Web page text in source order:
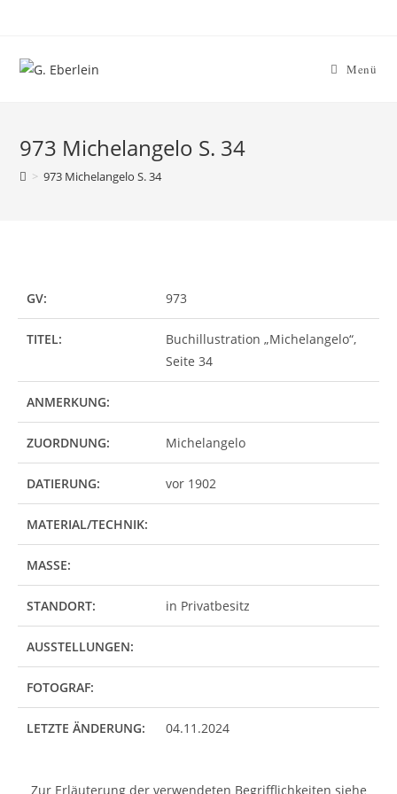
Menü
973 Michelangelo S. 34
> 973 Michelangelo S. 34
GV: 973
TITEL:
Buchillustration „Michelangelo“,
Seite 34
ANMERKUNG:
ZUORDNUNG: Michelangelo
DATIERUNG: vor 1902
MATERIAL/TECHNIK:
MASSE:
STANDORT: in Privatbesitz
AUSSTELLUNGEN:
FOTOGRAF:
LETZTE ÄNDERUNG: 04.11.2024
Zur Erläuterung der verwendeten Begrifflichkeiten siehe